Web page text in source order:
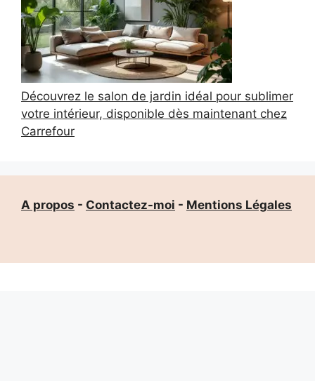
Découvrez le salon de jardin idéal pour sublimer
votre intérieur, disponible dès maintenant chez
Carrefour
A propos - Contactez-moi - Mentions Légales